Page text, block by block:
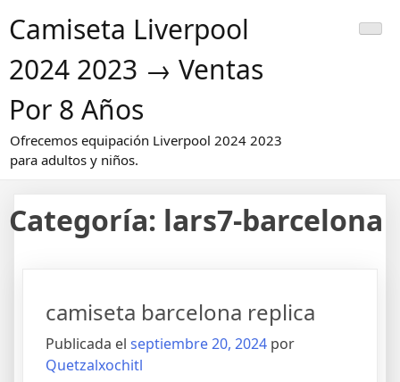
alCamiseta Liverpool
2024 2023 → Ventas
Por 8 Años
Ofrecemos equipación Liverpool 2024 2023
para adultos y niños.
Categoría: lars7-barcelona
camiseta barcelona replica
Publicada el septiembre 20, 2024 por
Quetzalxochitl